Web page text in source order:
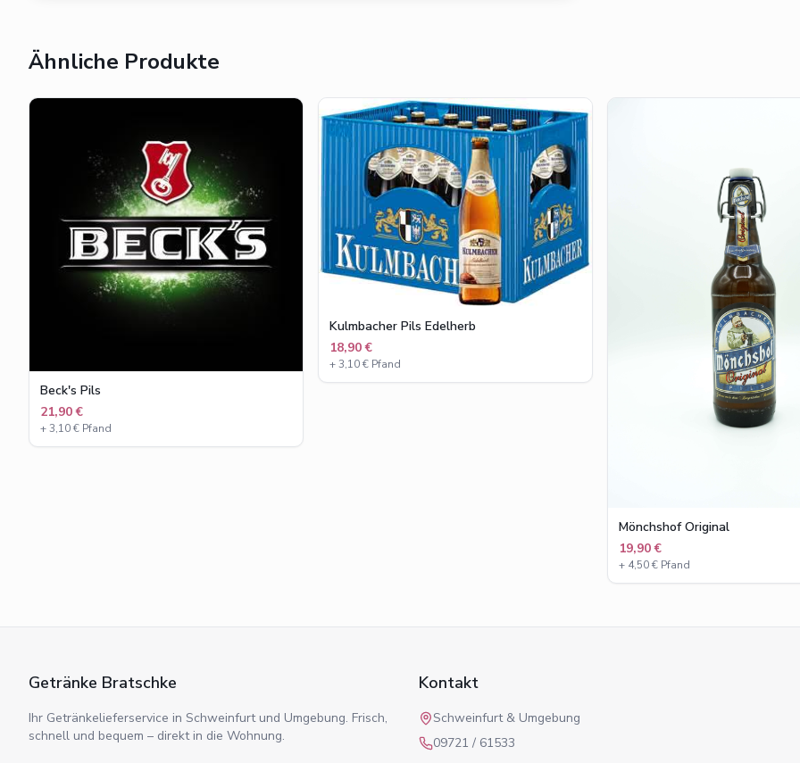
Ähnliche Produkte
Beck's Pils
21,90 €
+3,10€ Pfand
Kulmbacher Pils Edelherb
18,90 €
+3,10€ Pfand
Mönchshof Original
19,90 €
+ 4,50€ Pfand
Getränke Bratschke
Ihr Getränkelieferservice in Schweinfurt und Umgebung. Frisch,
schnell und bequem – direkt in die Wohnung.
Kontakt
Schweinfurt & Umgebung
09721 / 61533